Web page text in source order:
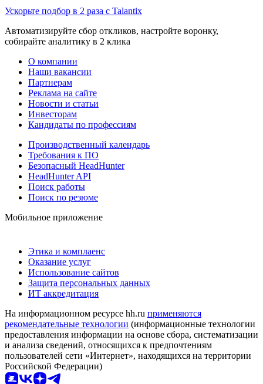
Ускорьте подбор в 2 раза с Talantix
Автоматизируйте сбор откликов, настройте воронку,
собирайте аналитику в 2 клика
О компании
Наши вакансии
Партнерам
Реклама на сайте
Новости и статьи
Инвесторам
Кандидаты по профессиям
Производственный календарь
Требования к ПО
Безопасный HeadHunter
HeadHunter API
Поиск работы
Поиск по резюме
Мобильное приложение
Этика и комплаенс
Оказание услуг
Использование сайтов
Защита персональных данных
ИТ аккредитация
На информационном ресурсе hh.ru применяются
рекомендательные технологии (информационные технологии
предоставления информации на основе сбора, систематизации
и анализа сведений, относящихся к предпочтениям
пользователей сети «Интернет», находящихся на территории
Российской Федерации)